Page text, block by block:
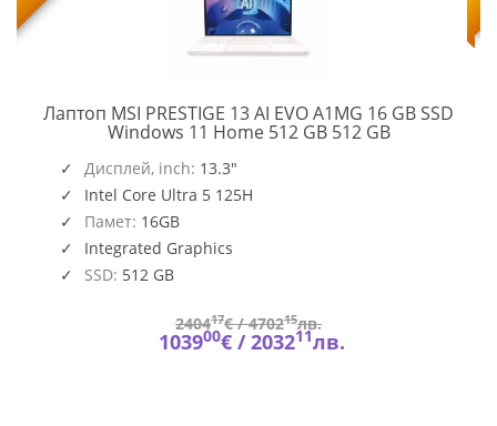
Лаптоп MSI PRESTIGE 13 AI EVO A1MG 16 GB SSD
Windows 11 Home 512 GB 512 GBPRESTIGE
Дисплей, inch: 13.3"
Intel Core Ultra 5 125H
Памет: 16GB
Integrated Graphics
SSD: 512 GB
240417€ /470215лв.
103900€ /203211лв.